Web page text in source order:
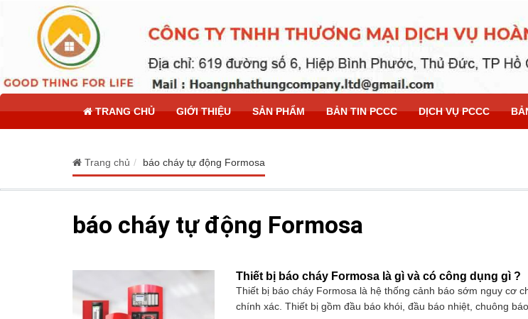
TRANG CHỦ GIỚI THIỆU SẢN PHẨM BẢN TIN PCCC DỊCH VỤ PCCC
Trang chủ báo cháy tự động Formosa
báo cháy tự động Formosa
Thiết bị báo cháy Formosa là gì và có công dụng gì ?
Thiết bị báo cháy Formosa là hệ thống cảnh báo sớm nguy cơ
chính xác. Thiết bị gồm đầu báo khói, đầu báo nhiệt, chuông báo